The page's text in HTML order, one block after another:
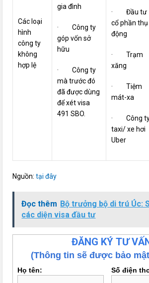
Các loại
hình
công ty
không
hợp lệ
gia đình
· Công ty
góp vốn sở
hữu
· Công ty
mà trước đó
đã được dùng
để xét visa
491 SBO.
· Đầu tư
cổ phần thụ
động
· Trạm
xăng
· Tiệm
mát-xa
· Công
taxi/ xe hơi
Uber
Nguồn:tại đây
Đọc thêm Bộ trưởng bộ di trú Úc:
các diện visa đầu tư
ĐĂNG KÝ TƯ VẤN
(Thông tin sẽ được bảo
Họ tên: Số điện